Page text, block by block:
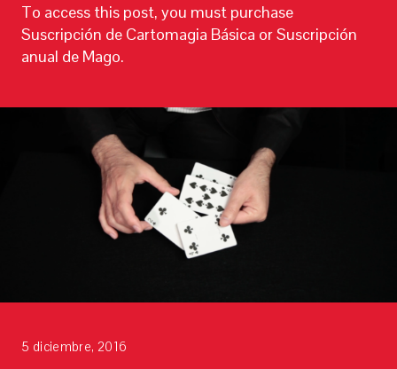
To access this post, you must purchase
Suscripción de Cartomagia Básica or Suscripción
anual de Mago.
5 diciembre, 2016